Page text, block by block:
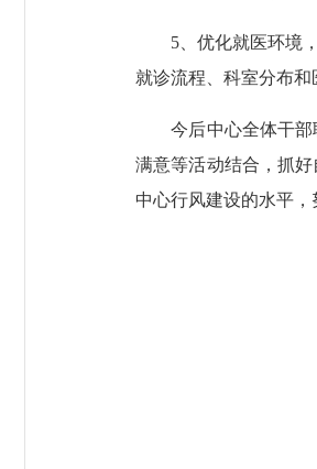
5、优化就医环境，
就诊流程、科室分布和
今后中心全体干部职
满意等活动结合，抓
中心行风建设的水平